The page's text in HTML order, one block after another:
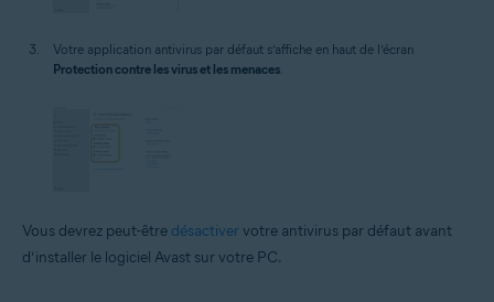
Votre application antivirus par défaut s’affiche en haut de l’écran
Protection contre les virus et les menaces.
Vous devrez peut-être désactivervotre antivirus par défaut avant
d’installer le logiciel Avast sur votre PC.